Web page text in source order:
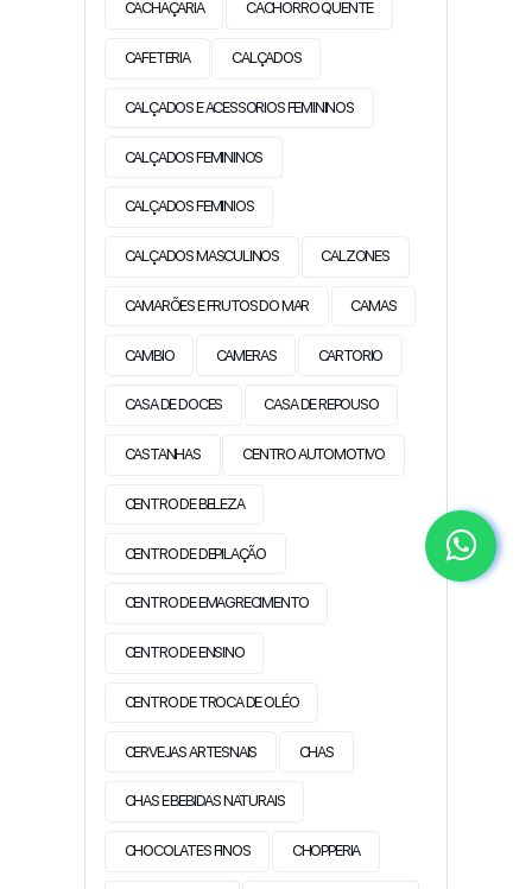
CACHAÇARIA CACHORRO QUENTE
CAFETERIA CALÇADOS
CALÇADOS E ACESSORIOS FEMININOS
CALÇADOS FEMININOS
CALÇADOS FEMINIOS
CALÇADOS MASCULINOS CALZONES
CAMARÕES E FRUTOS DO MAR CAMAS
CAMBIO CAMERAS CARTORIO
CASA DE DOCES CASA DE REPOUSO
CASTANHAS CENTRO AUTOMOTIVO
CENTRO DE BELEZA
CENTRO DE DEPILAÇÃO
CENTRO DE EMAGRECIMENTO
CENTRO DE ENSINO
CENTRO DE TROCA DE OLÉO
CERVEJAS ARTESNAIS CHAS
CHAS E BEBIDAS NATURAIS
CHOCOLATES FINOS CHOPPERIA